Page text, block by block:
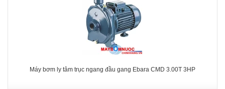
Máy bơm ly tâm trục ngang đầu gang Ebara CMD 3.00T 3HP